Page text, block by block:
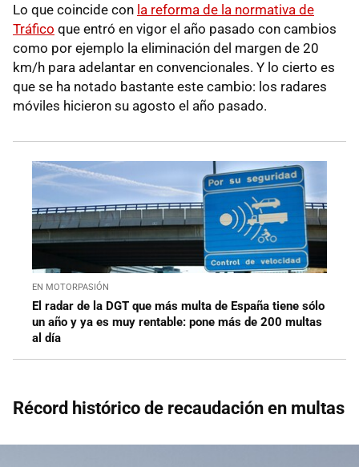
Lo que coincide con la reforma de la normativa de
Tráfico que entró en vigor el año pasado con cambios
como por ejemplo la eliminación del margen de 20
km/h para adelantar en convencionales. Y lo cierto es
que se ha notado bastante este cambio: los radares
móviles hicieron su agosto el año pasado.
EN MOTORPASIÓN
El radar de la DGT que más multa de España tiene sólo
un año y ya es muy rentable: pone más de 200 multas
al día
Récord histórico de recaudación en multas